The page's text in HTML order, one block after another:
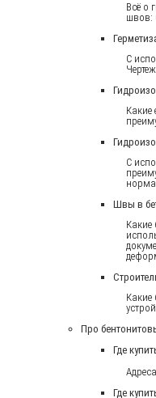
Всё о
швов:
С
Какие
С
Швы в
Какие
Про
Где
Где